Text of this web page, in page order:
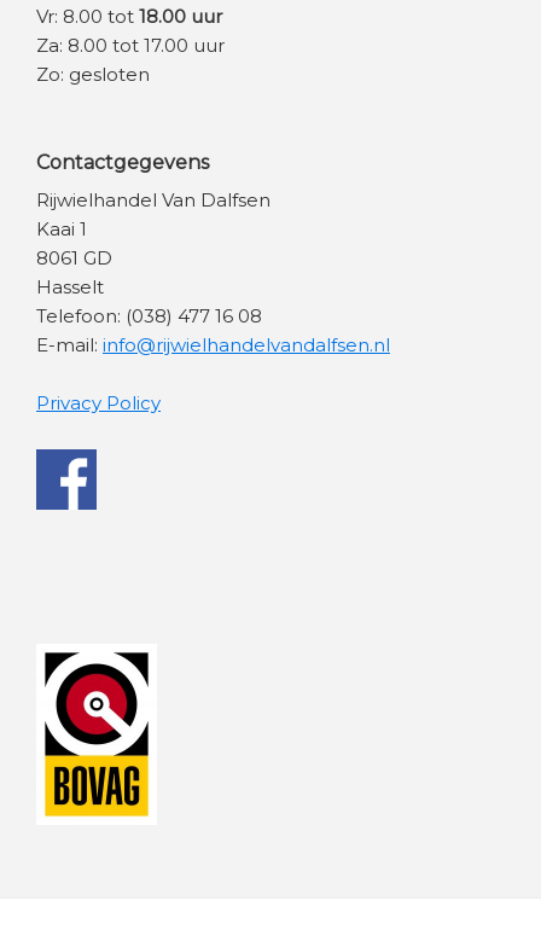
Vr: 8.00 tot 18.00 uur
Za: 8.00 tot 17.00 uur
Zo: gesloten
Contactgegevens
Rijwielhandel Van Dalfsen
Kaai 1
8061 GD
Hasselt
Telefoon: (038) 477 16 08
E-mail: info@rijwielhandelvandalfsen.nl
Privacy Policy